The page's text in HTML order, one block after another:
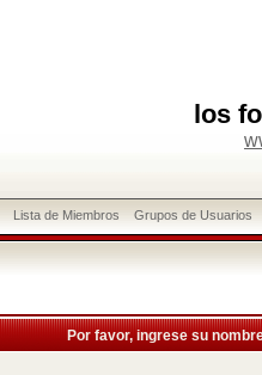
los
Lista de Miembros Grupos de Usuarios
Por favor, ingrese su